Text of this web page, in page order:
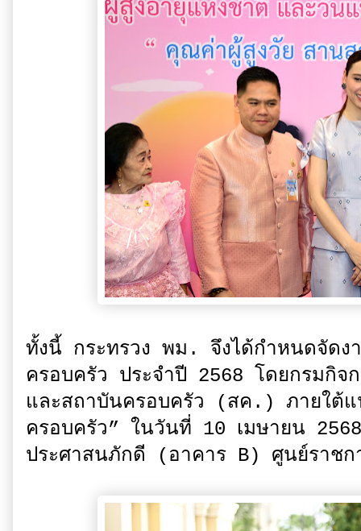
ทั้งนี้ กระทรวง พม. จึงได้กำหนดจัดง
ครอบครัว ประจำปี 2568 โดยกรมกิ
และสถาบันครอบครัว (สค.) ภายใต้
ครอบครัว” ในวันที่ 10 เมษายน
ประศาสนภักดี (อาคาร B) ศูนย์ราช